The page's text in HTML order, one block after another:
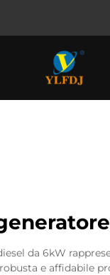
da 6kW
e affidabile